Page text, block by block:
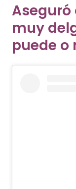
muy
puede o